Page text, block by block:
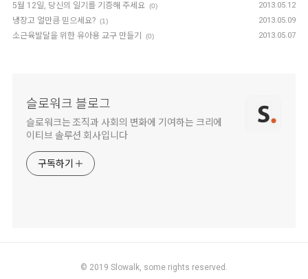
5월 12일, 당신의 일기를 기증해 주세요 (0) 2013.05.12
냉장고 얼만큼 믿으세요? (1) 2013.05.09
소근육발달을 위한 유아용 교구 만들기 (0) 2013.05.07
슬로워크 블로그
슬로워크는 조직과 사회의 변화에 기여하는 크리에
이티브 솔루션 회사입니다
구독하기
© 2019 Slowalk, some rights reserved.